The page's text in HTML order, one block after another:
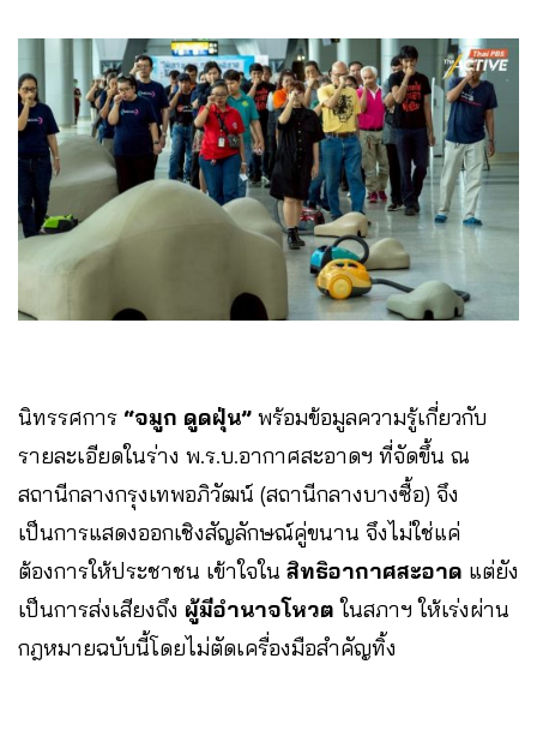
นิทรรศการ “จมูก ดูดฝุ่น” พร้อมข้อมูลความรู้เกี่ยวกับ
รายละเอียดในร่าง พ.ร.บ.อากาศสะอาดฯ ที่จัดขึ้น ณ
สถานีกลางกรุงเทพอภิวัฒน์ (สถานีกลางบางซื้อ) จึง
เป็นการแสดงออกเชิงสัญลักษณ์คู่ขนาน จึงไม่ใช่แค่
ต้องการให้ประชาชน เข้าใจใน สิทธิอากาศสะอาด แต่ยัง
เป็นการส่งเสียงถึง ผู้มีอำนาจโหวต ในสภาฯ ให้เร่งผ่าน
กฎหมายฉบับนี้โดยไม่ตัดเครื่องมือสำคัญทิ้ง